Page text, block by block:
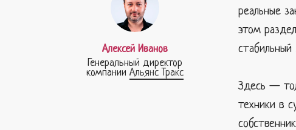
Алексей Иванов
Генеральный директор
компании Альянс Тракс
реальные
этом
Здесь —
техники в